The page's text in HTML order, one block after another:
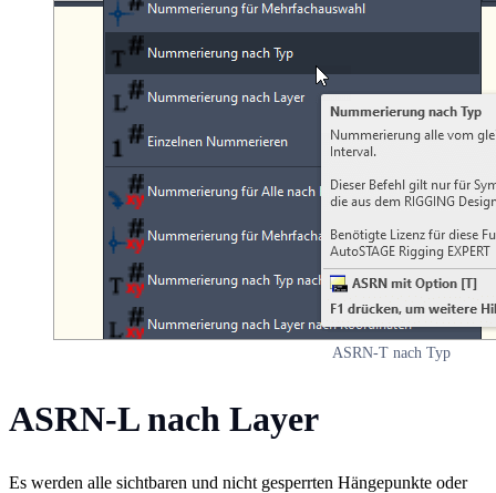
ASRN-T nach Typ
ASRN-L nach Layer
Es werden alle sichtbaren und nicht gesperrten Hängepunkte oder